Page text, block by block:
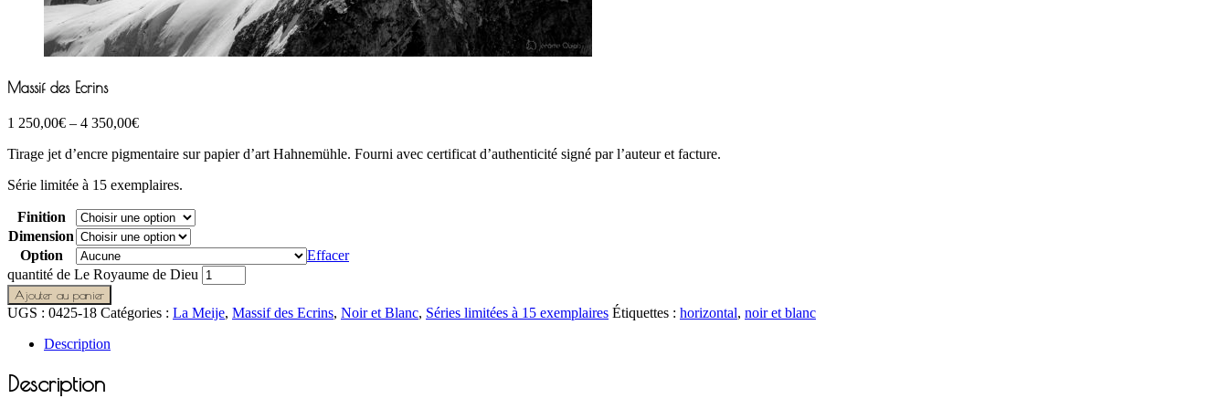
Massif des Ecrins
1 250,00€ – 4 350,00€
Tirage jet d’encre pigmentaire sur papier d’art Hahnemühle. Fourni avec certificat d’authenticité signé par l’auteur et facture.
Série limitée à 15 exemplaires.
Finition
Dimension
Option
Effacer
quantité de Le Royaume de Dieu
Ajouter au panier
UGS : 0425-18 Catégories : La Meije, Massif des Ecrins, Noir et Blanc, Séries limitées à 15 exemplaires Étiquettes : horizontal, noir et blanc
Description
Description